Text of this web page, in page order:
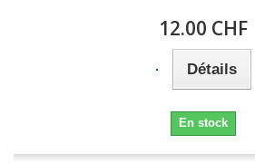
12.00 CHF
Détails
En stock